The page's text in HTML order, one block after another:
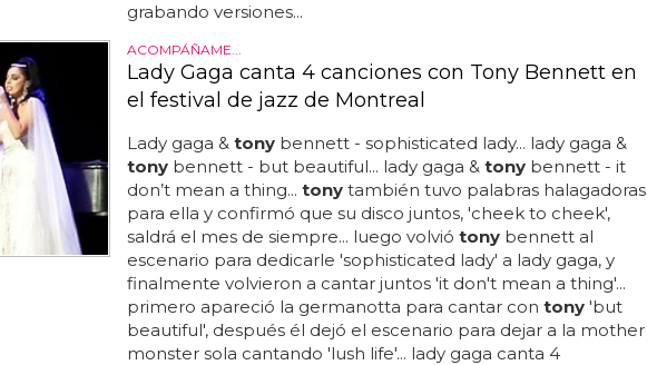
grabando versiones...
ACOMPÁÑAME...
Lady Gaga canta 4 canciones con Tony Bennett en
el festival de jazz de Montreal
Lady gaga & tonybennett - sophisticated lady... lady gaga &
tonybennett - but beautiful... lady gaga & tonybennett - it
don’t mean a thing... tonytambién tuvo palabras halagadoras
para ella y confirmó que su disco juntos, 'cheek to cheek',
saldrá el mes de siempre... luego volvió tonybennett al
escenario para dedicarle 'sophisticated lady' a lady gaga, y
finalmente volvieron a cantar juntos 'it don't mean a thing'...
primero apareció la germanotta para cantar con tony'but
beautiful', después él dejó el escenario para dejar a la mother
monster sola cantando 'lush life'... lady gaga canta 4